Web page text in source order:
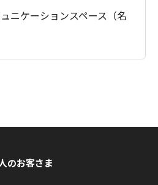
ニケーションスペース（名
のお客さま